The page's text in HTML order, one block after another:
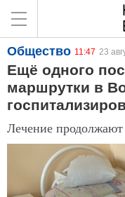
Общество 11:47 23
Ещё одного
маршрутки в
Лечение продолжают